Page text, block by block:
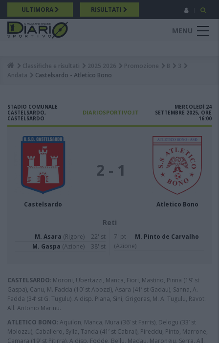
Salta
al
contenuto
principale
ULTIMORA RISULTATI
MENU
Breadcrumb
Classifiche e risultati 2025 2026 Promozione B
3
Andata
Castelsardo - Atletico Bono
STADIO COMUNALE
CASTELSARDO,
CASTELSARDO
DIARIOSPORTIVO.IT
MERCOLEDÌ 24
SETTEMBRE 2025, ORE
16:00
Castelsardo
2 - 1
Atletico Bono
Reti
M. Asara (Rigore)
22' st
M. Gaspa (Azione) 38' st
7' pt
M. Pinto de Carvalho
(Azione)
CASTELSARDO: Moroni, Ubertazzi, Manca, Fiori, Mastino, Pinna (19’ st
Gaspa), Canu, M. Fadda (10’ st Abozzi), Asara (41’ st Gadau), Sanna, A.
Fadda (34’ st G. Tugulu). A disp. Piana, Sini, Grigoras, M. A. Tugulu, Ravot.
All. Antonio Marinu.
ATLETICO BONO: Aquilon, Manca, Mura (36’ st Farris), Delogu (33’ st
Molozzu), Caballero, Sylla, Tanda (41’ st Cabral), Pireddu, Pinto, Marrone,
Camara (19’ st Pitirra). A disp. Fodde, Bellu, Madau, Marongiu, Serra. All.